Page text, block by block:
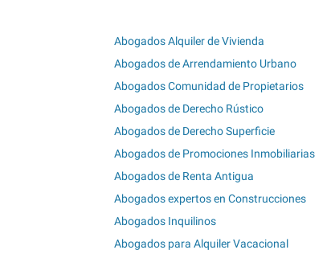
Abogados Alquiler de Vivienda
Abogados de Arrendamiento Urbano
Abogados Comunidad de Propietarios
Abogados de Derecho Rústico
Abogados de Derecho Superficie
Abogados de Promociones Inmobiliarias
Abogados de Renta Antigua
Abogados expertos en Construcciones
Abogados Inquilinos
Abogados para Alquiler Vacacional